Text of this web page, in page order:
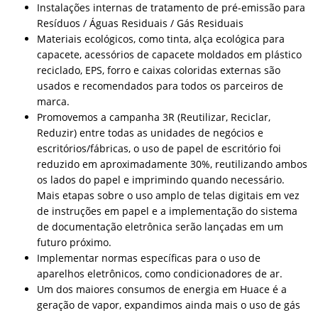
Instalações internas de tratamento de pré-emissão para
Resíduos / Águas Residuais / Gás Residuais
Materiais ecológicos, como tinta, alça ecológica para
capacete, acessórios de capacete moldados em plástico
reciclado, EPS, forro e caixas coloridas externas são
usados ​​e recomendados para todos os parceiros de
marca.
Promovemos a campanha 3R (Reutilizar, Reciclar,
Reduzir) entre todas as unidades de negócios e
escritórios/fábricas, o uso de papel de escritório foi
reduzido em aproximadamente 30%, reutilizando ambos
os lados do papel e imprimindo quando necessário.
Mais etapas sobre o uso amplo de telas digitais em vez
de instruções em papel e a implementação do sistema
de documentação eletrônica serão lançadas em um
futuro próximo.
Implementar normas específicas para o uso de
aparelhos eletrônicos, como condicionadores de ar.
Um dos maiores consumos de energia em Huace é a
geração de vapor, expandimos ainda mais o uso de gás